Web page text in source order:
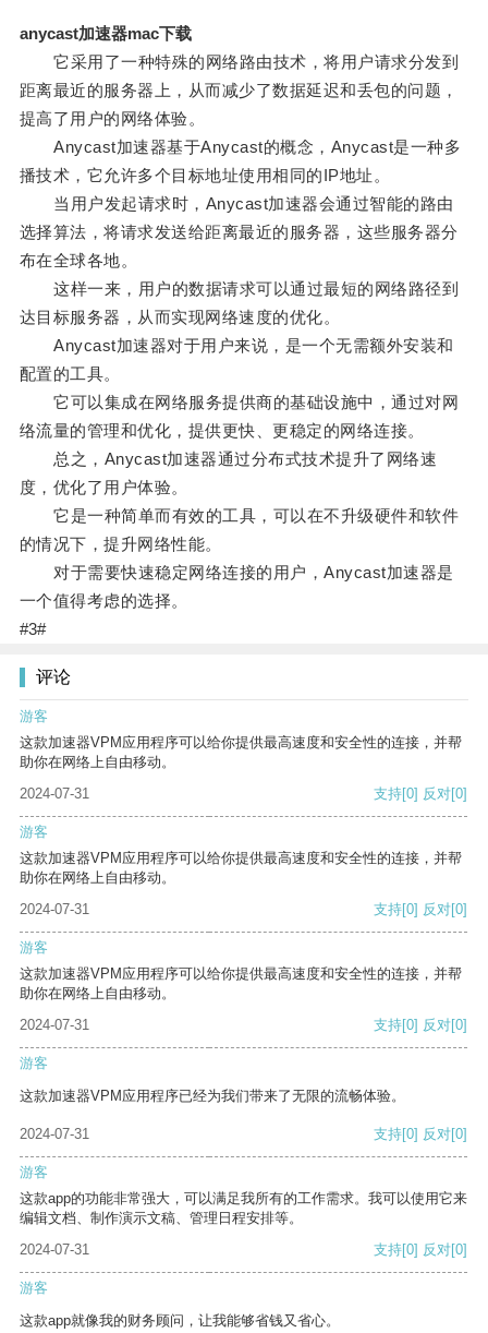
anycast加速器mac下载
它采用了一种特殊的网络路由技术，将用户请求分发到
距离最近的服务器上，从而减少了数据延迟和丢包的问题，
提高了用户的网络体验。
Anycast加速器基于Anycast的概念，Anycast是一种多
播技术，它允许多个目标地址使用相同的IP地址。
当用户发起请求时，Anycast加速器会通过智能的路由
选择算法，将请求发送给距离最近的服务器，这些服务器分
布在全球各地。
这样一来，用户的数据请求可以通过最短的网络路径到
达目标服务器，从而实现网络速度的优化。
Anycast加速器对于用户来说，是一个无需额外安装和
配置的工具。
它可以集成在网络服务提供商的基础设施中，通过对网
络流量的管理和优化，提供更快、更稳定的网络连接。
总之，Anycast加速器通过分布式技术提升了网络速
度，优化了用户体验。
它是一种简单而有效的工具，可以在不升级硬件和软件
的情况下，提升网络性能。
对于需要快速稳定网络连接的用户，Anycast加速器是
一个值得考虑的选择。
#3#
评论
游客
这款加速器VPM应用程序可以给你提供最高速度和安全性的连接，并帮
助你在网络上自由移动。
2024-07-31
支持[0] 反对[0]
游客
这款加速器VPM应用程序可以给你提供最高速度和安全性的连接，并帮
助你在网络上自由移动。
2024-07-31
支持[0] 反对[0]
游客
这款加速器VPM应用程序可以给你提供最高速度和安全性的连接，并帮
助你在网络上自由移动。
2024-07-31
支持[0] 反对[0]
游客
这款加速器VPM应用程序已经为我们带来了无限的流畅体验。
2024-07-31 支持[0] 反对[0]
游客
这款app的功能非常强大，可以满足我所有的工作需求。我可以使用它来
编辑文档、制作演示文稿、管理日程安排等。
2024-07-31
支持[0] 反对[0]
游客
这款app就像我的财务顾问，让我能够省钱又省心。